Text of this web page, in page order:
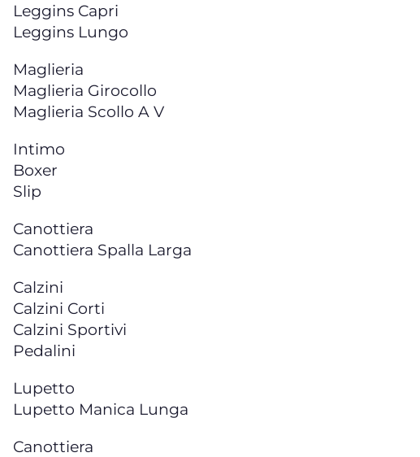
Leggins Capri
Leggins Lungo
Maglieria
Maglieria Girocollo
Maglieria Scollo A V
Intimo
Boxer
Slip
Canottiera
Canottiera Spalla Larga
Calzini
Calzini Corti
Calzini Sportivi
Pedalini
Lupetto
Lupetto Manica Lunga
Canottiera